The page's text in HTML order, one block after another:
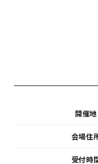
開催地
会場住
受付時